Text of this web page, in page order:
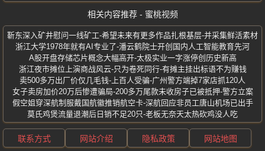
相关内容推荐 - 蜜桃视频
靳东深入矿井慰问一线矿工-希望未来有更多作品扎根基层-并采集鲜活素材
浙江大学1978年就有AI专业了-潘云鹤院士开创国内人工智能教育先河
A股开盘存储芯片概念大幅高开-太极实业一字涨停创历史新高
浙江夜市摊位上演商战风云-只为卷死同行-有摊主挂出标语不为赚钱
卖500多万出厂价仅几毛钱-上百人受骗-广州警方端掉7家店抓120人
女子卖房加价20万后惨遭骗局-200多万尾款未收房子已被抵押-警方立案
假空姐穿深航制服戴国航徽推销航空卡-深航回应非员工唐山机场已出手
莫氏鸡煲流量退潮后日销不足20只-老板无奈天太热砍鸡没人吃
联系方式 网站介绍 隐私政策 网站地图